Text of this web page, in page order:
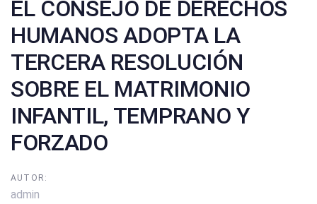
EL CONSEJO DE DERECHOS
HUMANOS ADOPTA LA
TERCERA RESOLUCIÓN
SOBRE EL MATRIMONIO
INFANTIL, TEMPRANO Y
FORZADO
AUTOR:
admin